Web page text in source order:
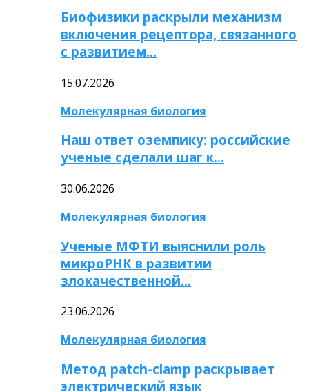
Биофизики раскрыли механизм
включения рецептора, связанного
с развитием…
15.07.2026
Молекулярная биология
Наш ответ оземпику: российские
ученые сделали шаг к…
30.06.2026
Молекулярная биология
Ученые МФТИ выяснили роль
микроРНК в развитии
злокачественной…
23.06.2026
Молекулярная биология
Метод patch-clamp раскрывает
электрический язык